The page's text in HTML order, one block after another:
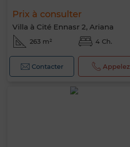
Prix à consulter
Villa à Cité Ennasr 2, Ariana
263 m² 4 Ch.
Contacter Appelez